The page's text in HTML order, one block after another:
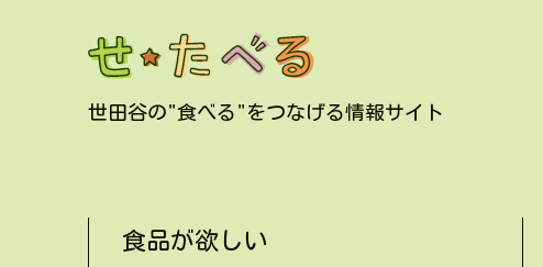
世田谷の"食べる"をつなげる情報サイト
食品が欲しい